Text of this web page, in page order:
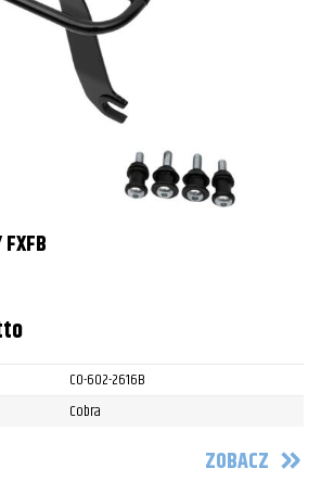
CO-602-2616B
Cobra
ZOBACZ